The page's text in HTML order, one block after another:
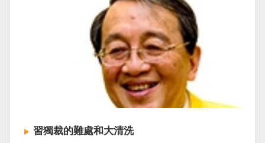
習獨裁的難處和大清洗